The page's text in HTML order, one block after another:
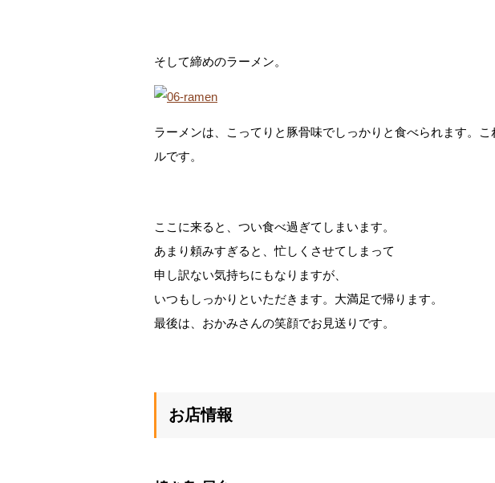
そして締めのラーメン。
ラーメンは、こってりと豚骨味でしっかりと食べられます。
ルです。
ここに来ると、つい食べ過ぎてしまいます。
あまり頼みすぎると、忙しくさせてしまって
申し訳ない気持ちにもなりますが、
いつもしっかりといただきます。大満足で帰ります。
最後は、おかみさんの笑顔でお見送りです。
お店情報